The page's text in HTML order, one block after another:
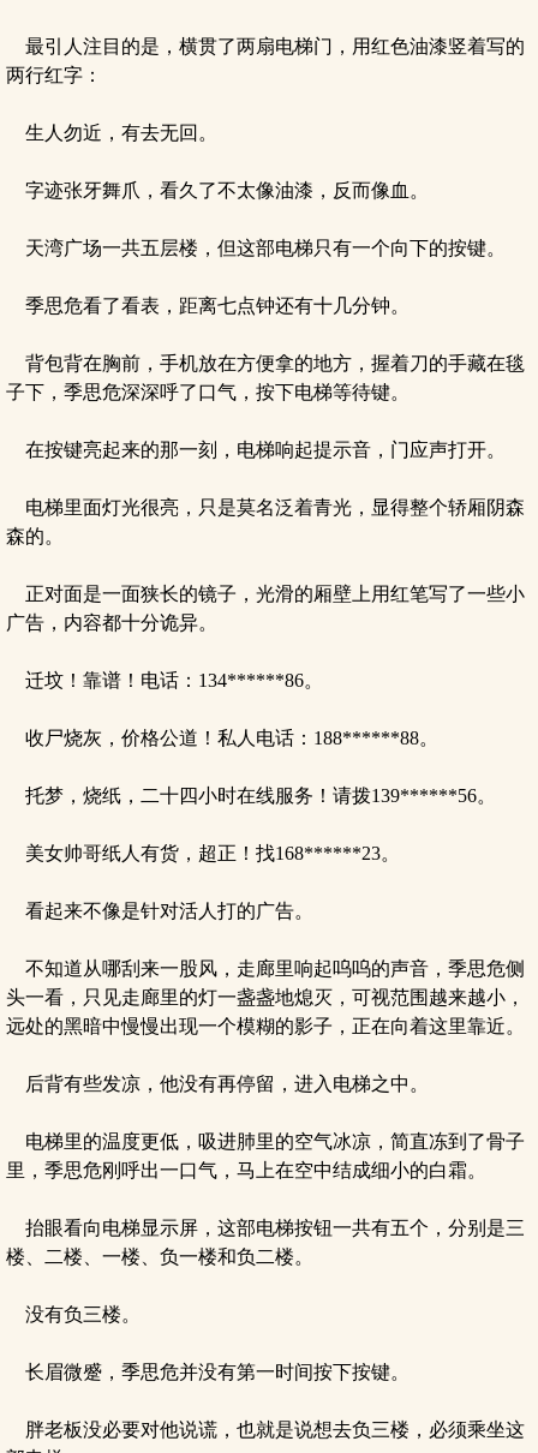
最引人注目的是，横贯了两扇电梯门，用红色油漆竖着写的
两行红字：
生人勿近，有去无回。
字迹张牙舞爪，看久了不太像油漆，反而像血。
天湾广场一共五层楼，但这部电梯只有一个向下的按键。
季思危看了看表，距离七点钟还有十几分钟。
背包背在胸前，手机放在方便拿的地方，握着刀的手藏在毯
子下，季思危深深呼了口气，按下电梯等待键。
在按键亮起来的那一刻，电梯响起提示音，门应声打开。
电梯里面灯光很亮，只是莫名泛着青光，显得整个轿厢阴森
森的。
正对面是一面狭长的镜子，光滑的厢壁上用红笔写了一些小
广告，内容都十分诡异。
迁坟！靠谱！电话：134******86。
收尸烧灰，价格公道！私人电话：188******88。
托梦，烧纸，二十四小时在线服务！请拨139******56。
美女帅哥纸人有货，超正！找168******23。
看起来不像是针对活人打的广告。
不知道从哪刮来一股风，走廊里响起呜呜的声音，季思危侧
头一看，只见走廊里的灯一盏盏地熄灭，可视范围越来越小，
远处的黑暗中慢慢出现一个模糊的影子，正在向着这里靠近。
后背有些发凉，他没有再停留，进入电梯之中。
电梯里的温度更低，吸进肺里的空气冰凉，简直冻到了骨子
里，季思危刚呼出一口气，马上在空中结成细小的白霜。
抬眼看向电梯显示屏，这部电梯按钮一共有五个，分别是三
楼、二楼、一楼、负一楼和负二楼。
没有负三楼。
长眉微蹙，季思危并没有第一时间按下按键。
胖老板没必要对他说谎，也就是说想去负三楼，必须乘坐这